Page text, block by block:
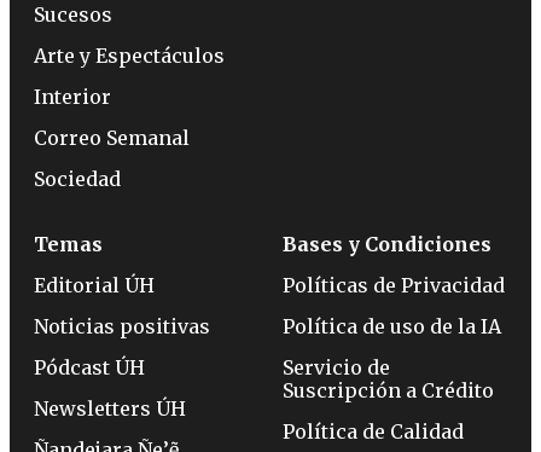
Sucesos
Arte y Espectáculos
Interior
Correo Semanal
Sociedad
Temas
Editorial ÚH
Noticias positivas
Pódcast ÚH
Newsletters ÚH
Bases y Condiciones
Políticas de Privacidad
Política de uso de la IA
Servicio de
Suscripción a Crédito
Política de Calidad